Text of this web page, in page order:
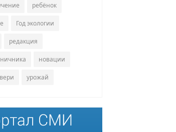
ребёнок
Год экологии
редакция
новации
урожай